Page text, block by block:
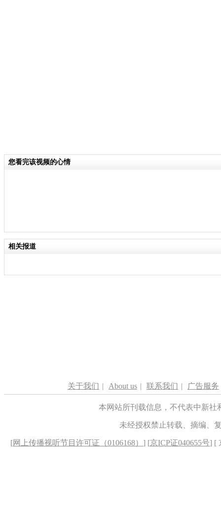
您看完该视频的心情
相关报道
关于我们 | About us | 联系我们 | 广告服务
本网站所刊载信息，不代表中新
未经授权禁止转载、摘编、
[网上传播视听节目许可证（0106168） ] [京ICP证040655号] [